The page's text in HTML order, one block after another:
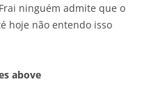
ninguém admite que o
hoje não entendo isso
above